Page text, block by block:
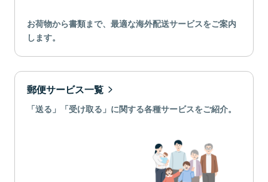
お荷物から書類まで、最適な海外配送サービスをご案内
します。
郵便サービス一覧
「送る」「受け取る」に関する各種サービスをご紹介。